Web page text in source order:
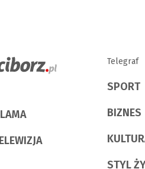
Telegraf
SPORT
BIZNES
STYL